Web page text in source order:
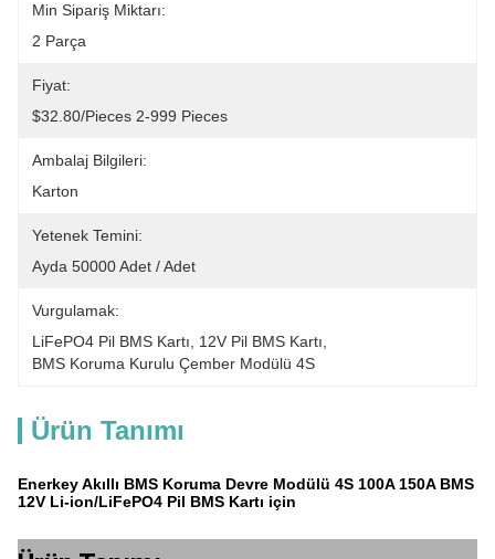
Min Sipariş Miktarı:
2 Parça
Fiyat:
$32.80/pieces 2-999 Pieces
Ambalaj Bilgileri:
Karton
Yetenek Temini:
Ayda 50000 Adet / Adet
Vurgulamak:
LiFePO4 Pil BMS Kartı
12V Pil BMS Kartı
BMS Koruma Kurulu Çember Modülü 4S
Ürün Tanımı
Enerkey Akıllı BMS Koruma Devre Modülü 4S 100A 150A BMS
12V Li-ion/LiFePO4 Pil BMS Kartı için